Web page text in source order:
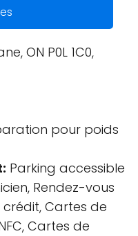
ON P0L 1C0,
pour poids
Parking accessible
Rendez-vous
Cartes de
Cartes de